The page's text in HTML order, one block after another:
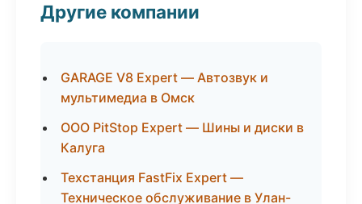
Другие компании
GARAGE V8 Expert — Автозвук и
мультимедиа в Омск
ООО PitStop Expert — Шины и диски в
Калуга
Техстанция FastFix Expert —
Техническое обслуживание в Улан-